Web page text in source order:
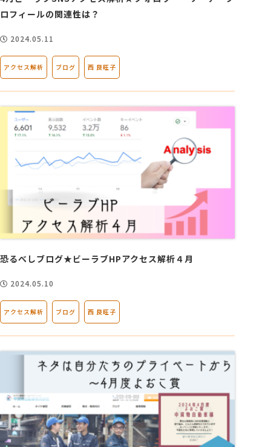
ロフィールの関連性は？
2024.05.11
アクセス解析 ブログ 西 良旺子
恐るべしブログ★ビーラブHPアクセス解析４月
2024.05.10
アクセス解析 ブログ 西 良旺子